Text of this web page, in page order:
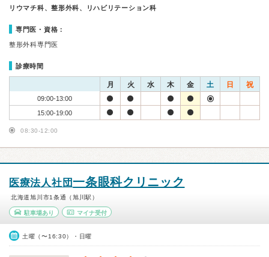
リウマチ科、整形外科、リハビリテーション科
専門医・資格：
整形外科専門医
診療時間
月 火 水 木 金 土 日 祝
09:00-13:00
15:00-19:00
08:30-12:00
医療法人社団 一条眼科クリニック
北海道旭川市1条通（旭川駅）
駐車場あり マイナ受付
土曜（〜16:30）・日曜